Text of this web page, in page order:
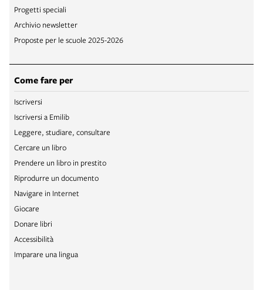
Progetti speciali
Archivio newsletter
Proposte per le scuole 2025-2026
Come fare per
Iscriversi
Iscriversi a Emilib
Leggere, studiare, consultare
Cercare un libro
Prendere un libro in prestito
Riprodurre un documento
Navigare in Internet
Giocare
Donare libri
Accessibilità
Imparare una lingua